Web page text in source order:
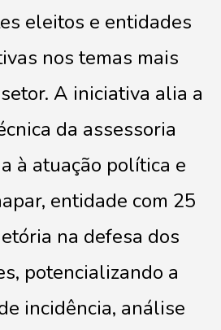
eleitos e entidades
nos temas mais
A iniciativa alia a
da assessoria
à atuação política e
entidade com 25
na defesa dos
potencializando a
incidência, análise